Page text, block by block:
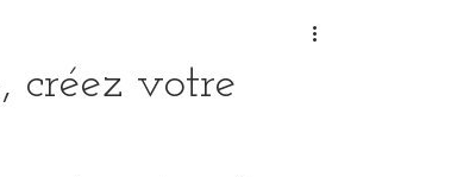
créez votre